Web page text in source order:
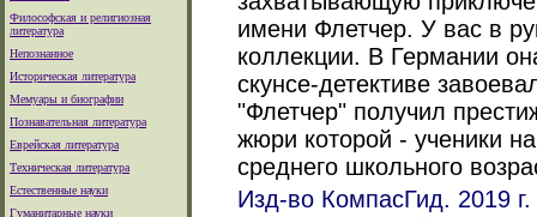
Философская и религиозная
литература
Непознанное
Историческая литература
Мемуары и биографии
Познавательная литература
Еврейская литература
Техническая литература
Естественные науки
Гуманитарные науки
имени Флетчер. У вас в
коллекции. В Германии
скунсе-детективе
"Флетчер" получил
жюри которой - ученики
среднего школьного
Изд-во КомпасГид. 2019 г.